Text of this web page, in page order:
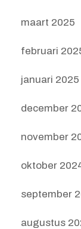
maart 2025
februari
januari 2025
december
november
oktober
september
augustus